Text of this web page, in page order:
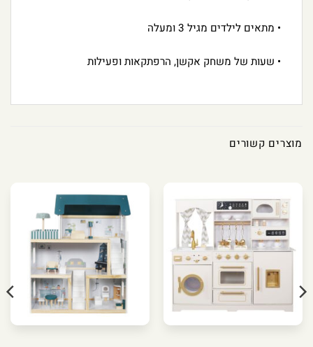
• מתאים לילדים מגיל 3 ומעלה
• שעות של משחק אקשן, הרפתקאות ופעילות
מוצרים קשורים